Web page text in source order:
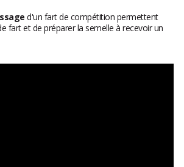
d'un fart de compétition permettent
fart et de préparer la semelle à recevoir un